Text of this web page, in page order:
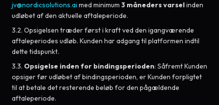
jv@nordicsolutions.ai med minimum 3 måneders varselinden
udløbet af den aktuelle aftaleperiode.
3.2. Opsigelsen træder først i kraft ved den igangværende
aftaleperiodes udløb. Kunden har adgang til platformen indtil
dette tidspunkt.
3.3. Opsigelse inden for bindingsperioden: Såfremt Kunden
opsiger før udløbet af bindingsperioden, er Kunden forpligtet
til at betale det resterende beløb for den pågældende
aftaleperiode.